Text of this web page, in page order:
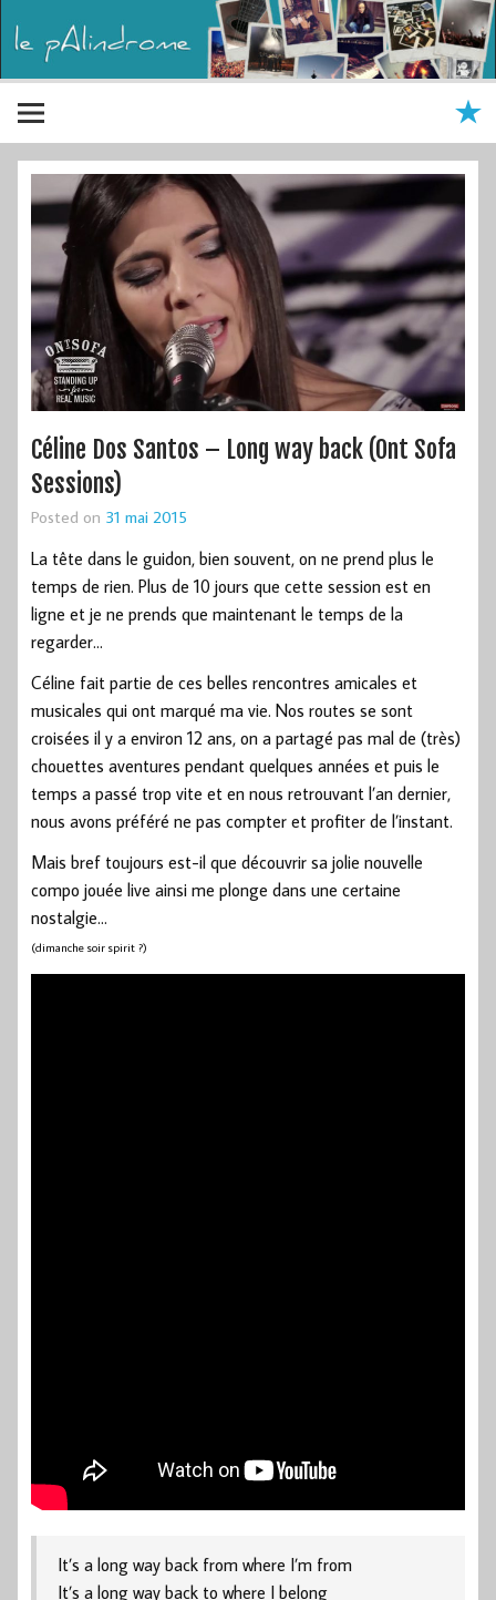
Céline Dos Santos – Long way back (Ont Sofa
Sessions)
Posted on 31 mai 2015
La tête dans le guidon, bien souvent, on ne prend plus le
temps de rien. Plus de 10 jours que cette session est en
ligne et je ne prends que maintenant le temps de la
regarder…
Céline fait partie de ces belles rencontres amicales et
musicales qui ont marqué ma vie. Nos routes se sont
croisées il y a environ 12 ans, on a partagé pas mal de (très)
chouettes aventures pendant quelques années et puis le
temps a passé trop vite et en nous retrouvant l’an dernier,
nous avons préféré ne pas compter et profiter de l’instant.
Mais bref toujours est-il que découvrir sa jolie nouvelle
compo jouée live ainsi me plonge dans une certaine
nostalgie…
(dimanche soir spirit ?)
It’s a long way back from where I’m from
It’s a long way back to where I belong